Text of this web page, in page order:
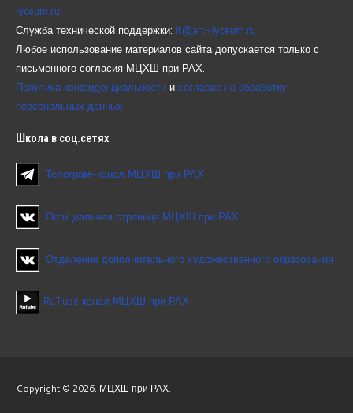
lyceum.ru
Служба технической поддержки: it@art-lyceum.ru
Любое использование материалов сайта допускается только с
письменного согласия МЦХШ при РАХ.
Политика конфиденциальности и согласие на обработку
персональных данных
Школа в соц.сетях
Телеграм-канал МЦХШ при РАХ
Официальная страница МЦХШ при РАХ
Отделение дополнительного художественного образования
RuTube канал МЦХШ при РАХ
Copyright © 2026. МЦХШ при РАХ.